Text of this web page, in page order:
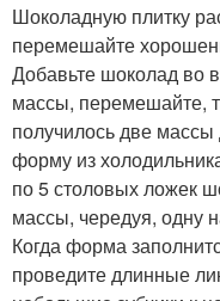
Шоколадную плитку
перемешайте
Добавьте шоколад во
массы, перемешайте,
получилось две массы
форму из
по 5 столовых ложек
массы, чередуя, одну
Когда форма
проведите длинные